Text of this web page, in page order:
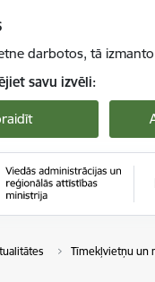
darbotos, tā
savu izvēli:
Tīmekļvietņu un